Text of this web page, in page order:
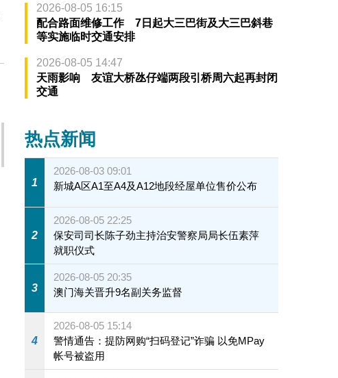
2026-08-05 16:15
配合路面维修工作 7日起大三巴街及大三巴斜巷
等实施临时交通安排
2026-08-05 14:47
天雨影响 友谊大桥氹仔端两段引桥周六起再封闭
交通
热点新闻
1
2026-08-03 09:01
新城A区A1至A4及A12地段经屋单位售价公布
2
2026-08-05 22:25
保安司司长陈子劲主持治安警察局局长伍素萍
就职仪式
3
2026-08-05 20:35
澳门海关晋升9名副关务监督
4
2026-08-05 15:14
警情通告：提防网购“扫码登记”诈骗 以免MPay
帐号被盗用